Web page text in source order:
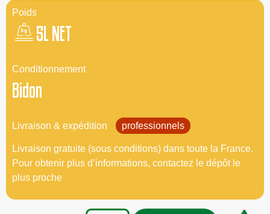
Poids
5L NET
Conditionnement
Bidon
Livraison & expédition professionnels
Livraison gratuite (sous conditions) dans toute la France.
Pour obtenir plus d’informations, contactez le dépôt le
plus proche